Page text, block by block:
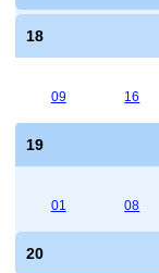
18
09 16
19
01 08
20